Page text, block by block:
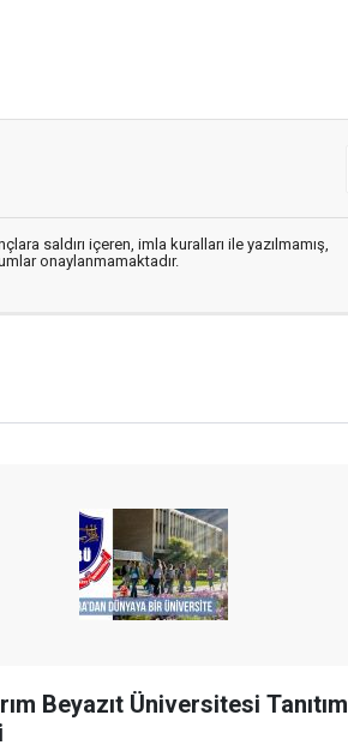
saldırı içeren, imla kuralları ile yazılmamış,
onaylanmamaktadır.
Beyazıt Üniversitesi Tanıtım